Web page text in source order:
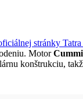
stránky
Motor
konštrukciu,